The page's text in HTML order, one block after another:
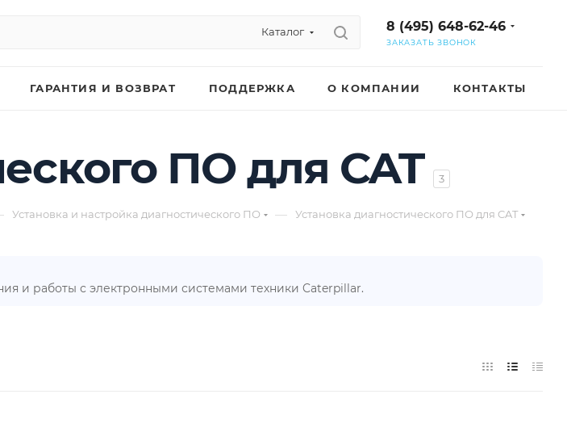
Каталог 8 (495) 648-62-46
ЗАКАЗАТЬ ЗВОНОК
ГАРАНТИЯ И ВОЗВРАТ ПОДДЕРЖКА О КОМПАНИИ КОНТАКТЫ
ПО для CAT 3
Установка и настройка диагностического ПО — Установка диагностического ПО для CAT
и работы с электронными системами техники Caterpillar.